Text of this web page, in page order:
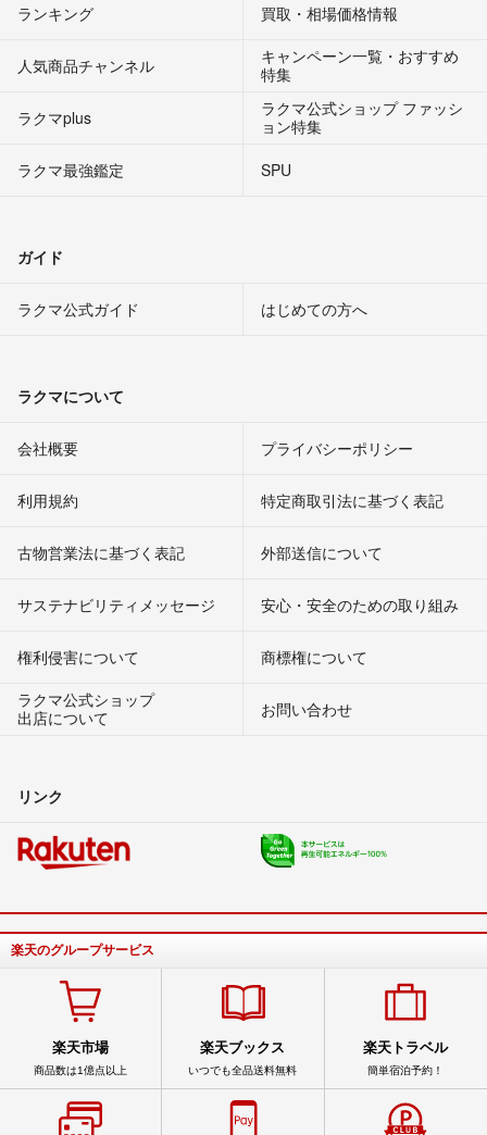
ランキング 買取・相場価格情報
人気商品チャンネル
キャンペーン一覧・おすすめ
特集
ラクマplus
ラクマ公式ショップ ファッシ
ョン特集
ラクマ最強鑑定
SPU
ガイド
ラクマ公式ガイド はじめての方へ
ラクマについて
会社概要 プライバシーポリシー
利用規約 特定商取引法に基づく表記
古物営業法に基づく表記 外部送信について
サステナビリティメッセージ 安心・安全のための取り組み
権利侵害について
商標権について
ラクマ公式ショップ
出店について
お問い合わせ
リンク
楽天のグループサービス
楽天市場
商品数は1億点以上
楽天ブックス
いつでも全品送料無料
楽天トラベル
簡単宿泊予約！